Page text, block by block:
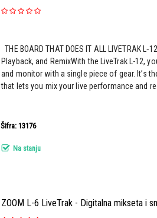
THE BOARD THAT DOES IT ALL LIVETRAK
Playback, and RemixWith the LiveTrak L-12,
and monitor with a single piece of gear. It’s
that lets you mix your live performance and
Šifra: 13176
Na stanju
ZOOM L-6 LiveTrak - Digitalna mikseta i